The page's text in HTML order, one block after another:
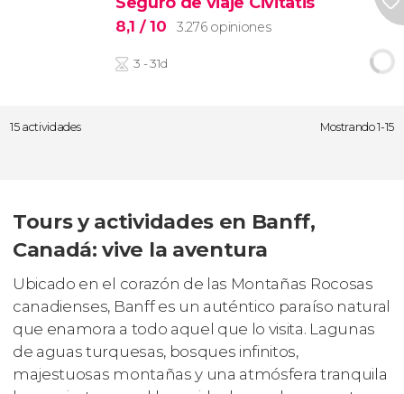
8,1 / 10 3.276 opiniones
3 - 31d
15 actividades Mostrando 1-15
Tours y actividades en Banff,
Canadá: vive la aventura
Ubicado en el corazón de las Montañas Rocosas
canadienses, Banff es un auténtico paraíso natural
que enamora a todo aquel que lo visita. Lagunas
de aguas turquesas, bosques infinitos,
majestuosas montañas y una atmósfera tranquila